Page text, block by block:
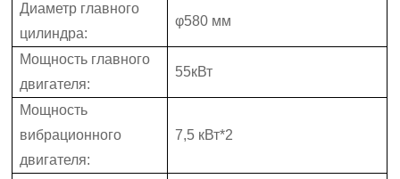
Диаметр главного
цилиндра:
φ580 мм
Мощность главного
двигателя:
55кВт
Мощность
вибрационного
двигателя:
7,5 кВт*2